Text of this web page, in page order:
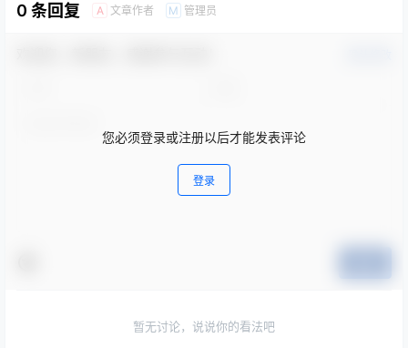
0 条回复 A 文章作者 M 管理员
您必须登录或注册以后才能发表评论
登录
暂无讨论，说说你的看法吧